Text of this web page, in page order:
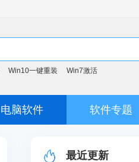
Win10一键重装 Win7激活
电脑软件 软件专题
最近更新